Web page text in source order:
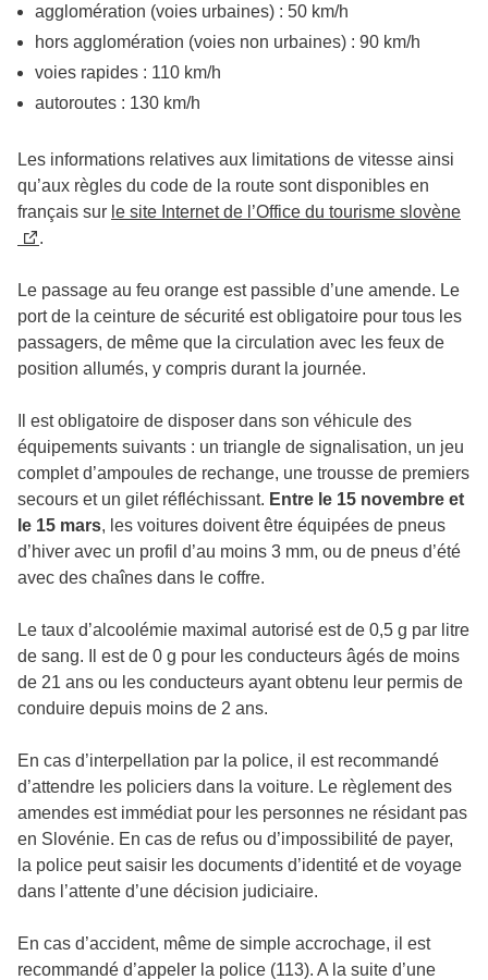
agglomération (voies urbaines) : 50 km/h
hors agglomération (voies non urbaines) : 90 km/h
voies rapides : 110 km/h
autoroutes : 130 km/h
Les informations relatives aux limitations de vitesse ainsi
qu’aux règles du code de la route sont disponibles en
français sur le site Internet de l’Office du tourisme slovène
.
Le passage au feu orange est passible d’une amende. Le
port de la ceinture de sécurité est obligatoire pour tous les
passagers, de même que la circulation avec les feux de
position allumés, y compris durant la journée.
Il est obligatoire de disposer dans son véhicule des
équipements suivants : un triangle de signalisation, un jeu
complet d’ampoules de rechange, une trousse de premiers
secours et un gilet réfléchissant. Entre le 15 novembre et
le 15 mars, les voitures doivent être équipées de pneus
d’hiver avec un profil d’au moins 3 mm, ou de pneus d’été
avec des chaînes dans le coffre.
Le taux d’alcoolémie maximal autorisé est de 0,5 g par litre
de sang. Il est de 0 g pour les conducteurs âgés de moins
de 21 ans ou les conducteurs ayant obtenu leur permis de
conduire depuis moins de 2 ans.
En cas d’interpellation par la police, il est recommandé
d’attendre les policiers dans la voiture. Le règlement des
amendes est immédiat pour les personnes ne résidant pas
en Slovénie. En cas de refus ou d’impossibilité de payer,
la police peut saisir les documents d’identité et de voyage
dans l’attente d’une décision judiciaire.
En cas d’accident, même de simple accrochage, il est
recommandé d’appeler la police (113). A la suite d’une